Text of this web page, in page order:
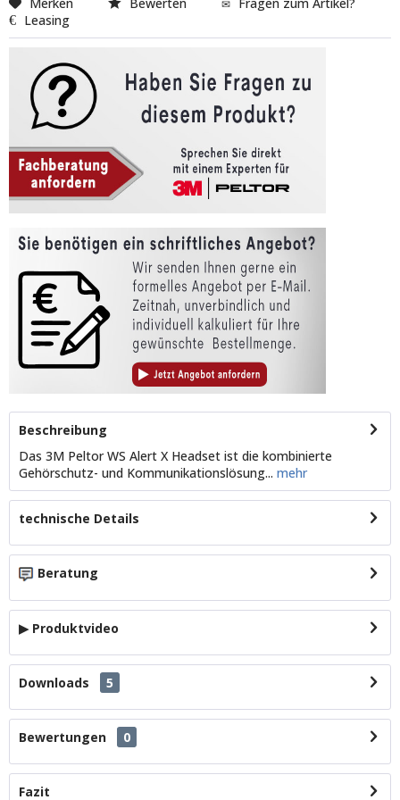
Leasing
Beschreibung
Das 3M Peltor WS Alert X Headset ist die kombinierte
Gehörschutz- und Kommunikationslösung... mehr
technische Details
Beratung
▶ Produktvideo
Downloads 5
Bewertungen 0
Fazit